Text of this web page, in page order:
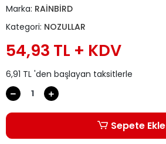
Marka: RAİNBİRD
Kategori: NOZULLAR
54,93 TL + KDV
6,91 TL 'den başlayan taksitlerle
Sepete Ekle